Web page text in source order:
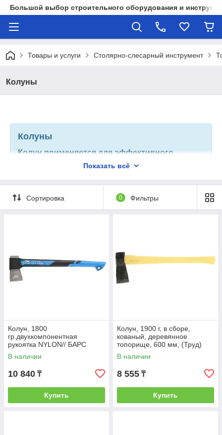
Большой выбор строительного оборудования и
Товары и услуги Столярно-слесарный инструмент
Колуны
Колуны
Колун применяется для эффективного
кованую рабочую часть с деревянной
находится наковаленка - для нанесения
ударов кувалдой.
Показать всё
Сортировка 0 Фильтры
Колун, 1800
гр.двухкомпонентная
рукоятка NYLON// БАРС
В наличии
10 840 ₸
Купить
Колун, 1900 г, в сборе,
кованый, деревянное
топорище, 600 мм, (Труд)
г.Вача// Россия
В наличии
8 555 ₸
Купить